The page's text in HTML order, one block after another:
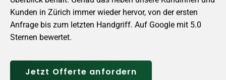
Kunden in Zürich immer wieder hervor, von der ersten
Anfrage bis zum letzten Handgriff. Auf Google mit 5.0
Sternen bewertet.
Jetzt Offerte anfordern